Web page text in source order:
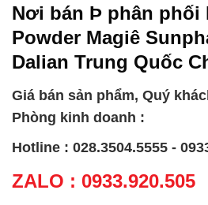
Nơi bán Þ phân phối
Powder Magiê
Dalian Trung Quốc
Giá bán sản phẩm, Quý
Phòng kinh doanh :
Hotline : 028.3504.5555 -
ZALO : 0933.920.505